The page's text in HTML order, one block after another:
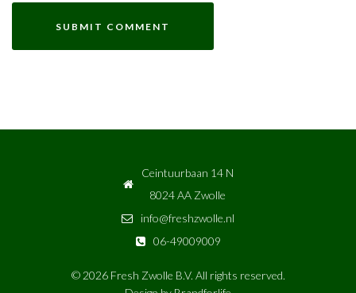
Ceintuurbaan 14 N
8024 AA Zwolle
info@freshzwolle.nl
06-49009009
© 2026 Fresh Zwolle B.V. All rights reserved.